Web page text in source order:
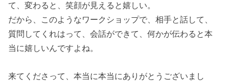
て、変わると、笑顔が見えると嬉しい。
だから、このようなワークショップで、相手と話して、
質問してくれはって、会話ができて、何かが伝わると本
当に嬉しいんですよね。
来てくださって、本当に本当にありがとうございまし